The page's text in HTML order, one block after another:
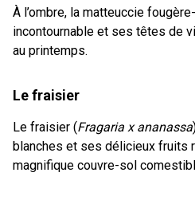
À l’ombre, la matteuccie
incontournable et ses têtes de
au printemps.
Le fraisier
Le fraisier (Fragaria x ananassa
blanches et ses délicieux fruits
magnifique couvre-sol